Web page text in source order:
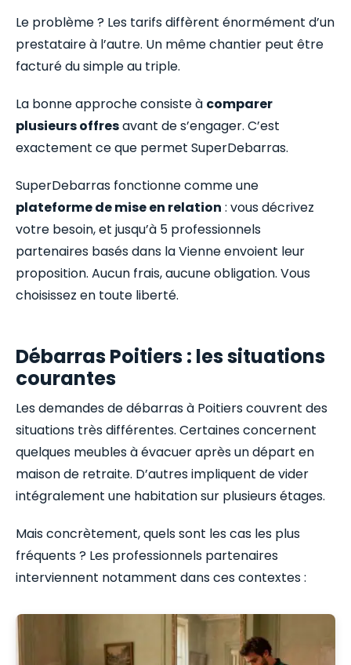
Le problème ? Les tarifs diffèrent énormément d’un
prestataire à l’autre. Un même chantier peut être
facturé du simple au triple.
La bonne approche consiste à comparer
plusieurs offresavant de s’engager. C’est
exactement ce que permet SuperDebarras.
SuperDebarras fonctionne comme une
plateforme de mise en relation : vous décrivez
votre besoin, et jusqu’à 5 professionnels
partenaires basés dans la Vienne envoient leur
proposition. Aucun frais, aucune obligation. Vous
choisissez en toute liberté.
Débarras Poitiers : les situations
courantes
Les demandes de débarras à Poitiers couvrent des
situations très différentes. Certaines concernent
quelques meubles à évacuer après un départ en
maison de retraite. D’autres impliquent de vider
intégralement une habitation sur plusieurs étages.
Mais concrètement, quels sont les cas les plus
fréquents ? Les professionnels partenaires
interviennent notamment dans ces contextes :